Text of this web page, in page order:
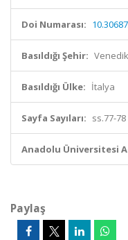
Doi Numarası:
Basıldığı Şehir: Venedik
Basıldığı Ülke: İtalya
Sayfa Sayıları: ss.77-78
Anadolu Üniversitesi
Paylaş